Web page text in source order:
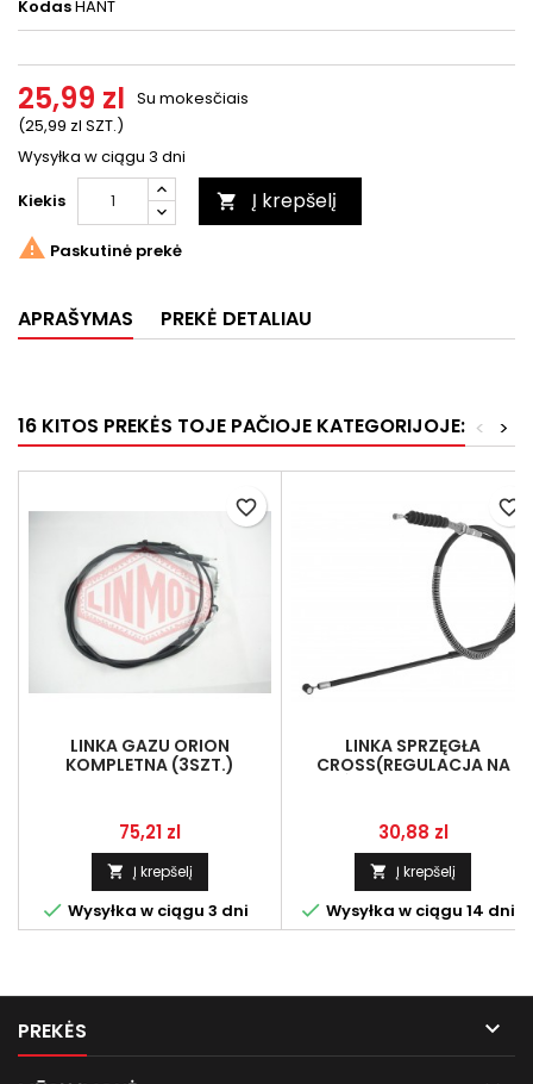
KodasHANT
25,99 zl
(25,99 zl SZT.)
Su mokesčiais
Wysyłka w ciągu 3 dni
Kiekis
 Į krepšelį
 Paskutinė prekė
APRAŠYMAS PREKĖ DETALIAU
16 KITOS PREKĖS TOJE PAČIOJE KATEGORIJOJE: >
<
LINKA GAZU ORION
KOMPLETNA (3SZT.)
Kaina
75,21 zl
 Į krepšelį
 Wysyłka w ciągu 3 dni
favorite_border
LINKA SPRZĘGŁA
CROSS(REGULACJA NA
Kaina
30,88 zl
 Į krepšelį
 Wysyłka w ciągu 14 dni
favorite_border
PREKĖS 